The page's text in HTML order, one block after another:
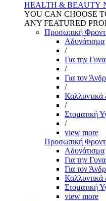
HEALTH & BEAUTY
YOU CAN CHOOSE
ANY FEATURED
Προσωπική
Αδυνάτισμα
/
Για την
/
Για τον
/
Καλλυντικά
/
Στοματική
/
view more
Προσωπική
Αδυνάτισμα
Για την
Για τον
Καλλυντικά
Στοματική
view more